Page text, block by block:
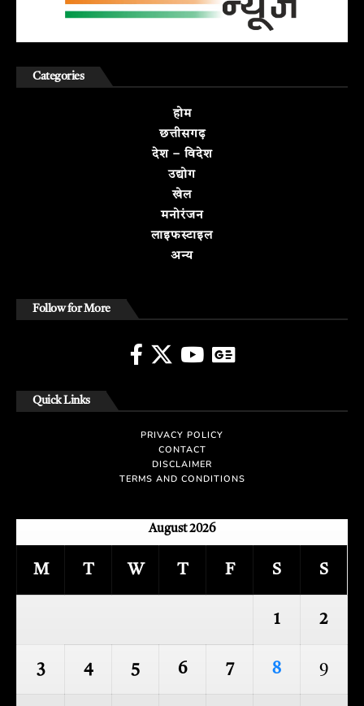
Categories
होम
छत्तीसगढ़
देश – विदेश
उद्योग
खेल
मनोरंजन
लाइफस्टाइल
अन्य
Follow for More
Quick Links
PRIVACY POLICY
CONTACT
DISCLAIMER
TERMS AND CONDITIONS
August 2026
M T W T F S S
1 2
3 4 5 6 7 8 9